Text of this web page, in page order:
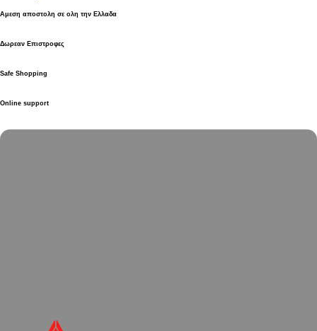
Αμεση αποστολη σε ολη την Ελλαδα
Δωρεαν Επιστροφες
Safe Shopping
Online support